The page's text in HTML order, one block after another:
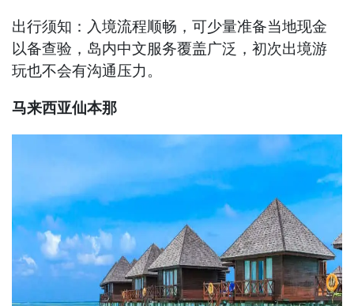
出行须知：入境流程顺畅，可少量准备当地现金
以备查验，岛内中文服务覆盖广泛，初次出境游
玩也不会有沟通压力。
马来西亚仙本那